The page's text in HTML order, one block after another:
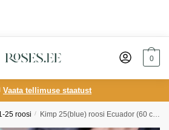
0
Vaata tellimuse staatust
25 roosi / Kimp 25(blue) roosi Ecuador (60 cm)